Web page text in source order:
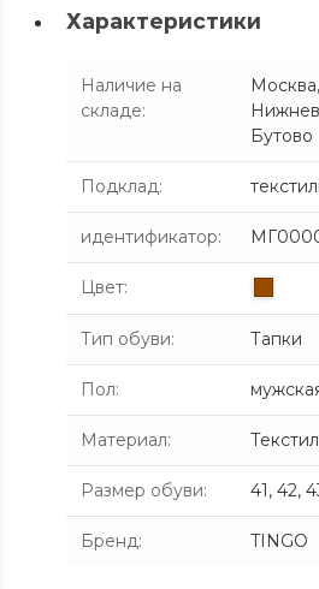
Характеристики
Наличие на
складе:
Бутово
Подклад:
идентификатор:
Цвет:
Тип обуви: Тапки
Пол:
Материал:
Размер обуви: 41, 42,
Бренд: TINGO